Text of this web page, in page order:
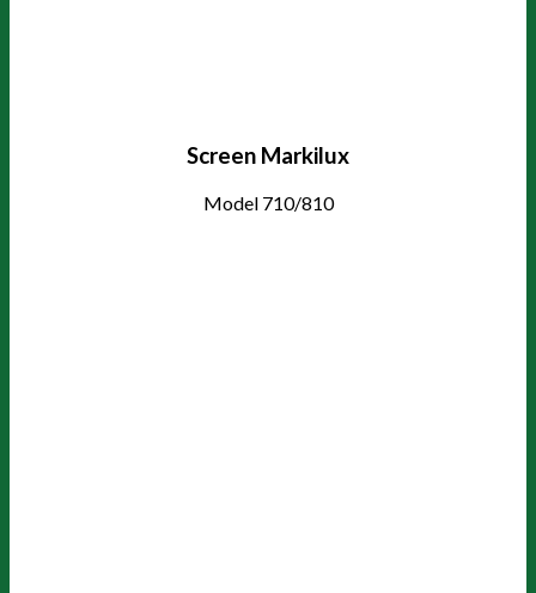
Screen Markilux
Model 710/810